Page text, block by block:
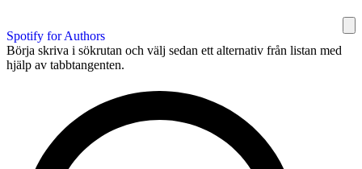
Spotify for Authors
Börja skriva i sökrutan och välj sedan ett alternativ från listan med
hjälp av tabbtangenten.